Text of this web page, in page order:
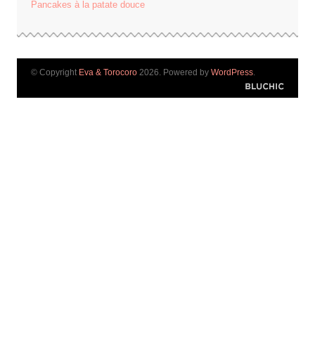
Pancakes à la patate douce
© Copyright Eva & Torocoro 2026. Powered by WordPress